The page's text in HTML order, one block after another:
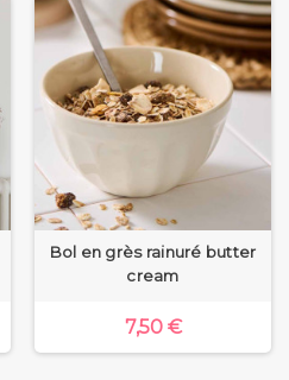
Bol en grès rainuré butter
cream
7,50 €